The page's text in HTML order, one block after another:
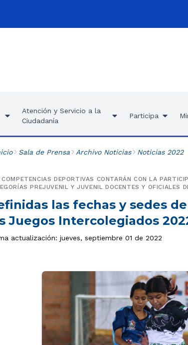
Atención y Servicio a la
Ciudadanía
Participa
Sala de Prensa Archivo Noticias Noticias 2022
las fechas y sedes
Juegos Intercolegiados
DEPORTIVAS CONTARÁN CON LA
PREJUVENIL Y JUVENIL DOCENTES Y OFICIALES
actualización: jueves, septiembre 01 de 2022